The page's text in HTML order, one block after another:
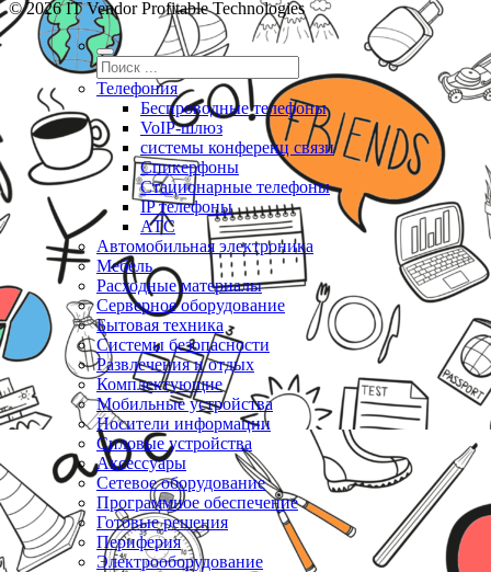
© 2026 IT Vendor Profitable Technologies
Телефония
Беспроводные телефоны
VoIP-шлюз
системы конференц связи
Спикерфоны
Стационарные телефоны
IP телефоны
АТС
Автомобильная электроника
Мебель
Расходные материалы
Серверное оборудование
Бытовая техника
Системы безопасности
Развлечения и отдых
Комплектующие
Мобильные устройства
Носители информации
Силовые устройства
Аксессуары
Сетевое оборудование
Программное обеспечение
Готовые решения
Периферия
Электрооборудование